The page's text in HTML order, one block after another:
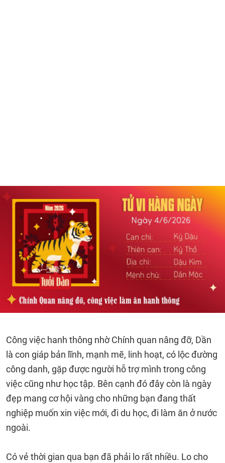
Công việc hanh thông nhờ Chính quan nâng đỡ, Dần
là con giáp bản lĩnh, mạnh mẽ, linh hoạt, có lộc đường
công danh, gặp được người hỗ trợ mình trong công
việc cũng như học tập. Bên cạnh đó đây còn là ngày
đẹp mang cơ hội vàng cho những bạn đang thất
nghiệp muốn xin việc mới, đi du học, đi làm ăn ở nước
ngoài.
Có vẻ thời gian qua bạn đã phải lo rất nhiều. Lo cho